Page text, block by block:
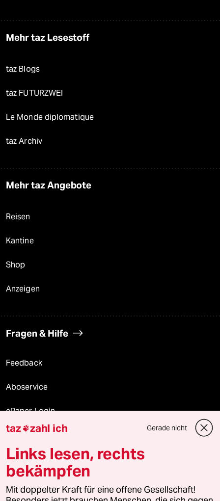
Mehr taz Lesestoff
taz Blogs
taz FUTURZWEI
Le Monde diplomatique
taz Archiv
Mehr taz Angebote
Reisen
Kantine
Shop
Anzeigen
Fragen & Hilfe
Feedback
Aboservice
ePaper Login
Downloads für Abonnierende
© 2026 taz Verlags und Vertriebs GmbH
Alle Rechte vorbehalten. Bei rechtlichen Fragen oder für Genehmigungen
wenden Sie sich bitte an
lizenzen@taz.de
taz zahl ich Gerade nicht
Links lesen, rechts
bekämpfen
Mit doppelter Kraft für eine offene Gesellschaft!